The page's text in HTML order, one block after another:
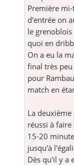
Première
d'entrée on
le
quoi en
On a eu la
final très
pour
match en
La
réussi à
15-20
jusqu'à
Dès qu'il y a